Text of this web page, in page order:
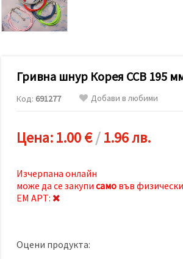
релевантно
съдържание
и реклами,
включително
за анализ
използваме
като
натиснеш
"Приеми
си в
Гривна шнур Корея CCB 195
Код: 691277 Добави в любими
Цена:1.00 €/1.96 лв.
Изчерпана онлайн
може да се закупи само във
ЕМ АРТ:
Оцени продукта: